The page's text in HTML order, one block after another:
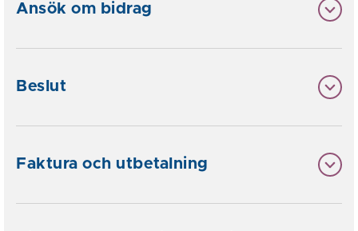
Ansök om bidrag
Beslut
Faktura och utbetalning